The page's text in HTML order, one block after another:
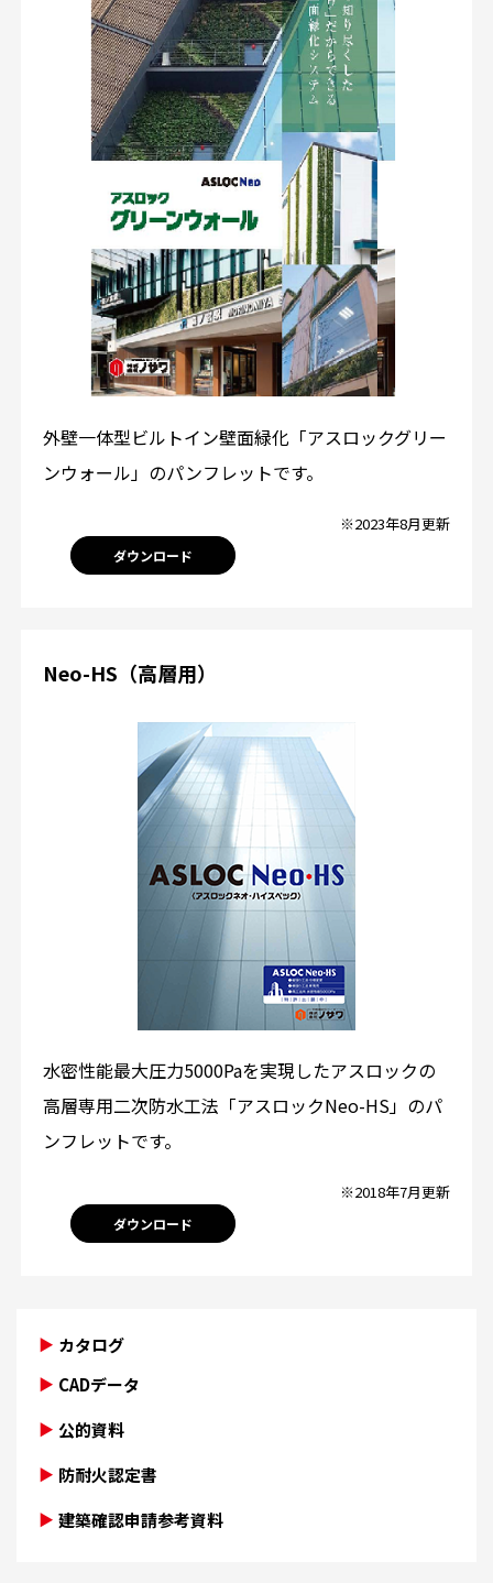
外壁一体型ビルトイン壁面緑化「アスロックグリー
ンウォール」のパンフレットです。
※2023年8月更新
ダウンロード
Neo-HS（高層用）
水密性能最大圧力5000Paを実現したアスロックの
高層専用二次防水工法「アスロックNeo-HS」のパ
ンフレットです。
※2018年7月更新
ダウンロード
カタログ
CADデータ
公的資料
防耐火認定書
建築確認申請参考資料